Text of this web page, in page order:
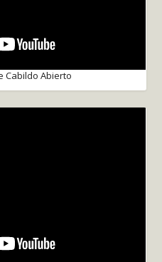
Cabildo Abierto